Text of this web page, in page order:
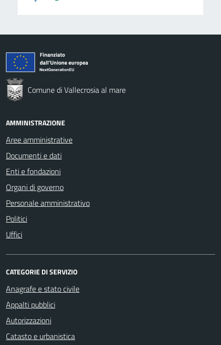
Comune di Vallecrosia al mare
AMMINISTRAZIONE
Aree amministrative
Documenti e dati
Enti e fondazioni
Organi di governo
Personale amministrativo
Politici
Uffici
CATEGORIE DI SERVIZIO
Anagrafe e stato civile
Appalti pubblici
Autorizzazioni
Catasto e urbanistica